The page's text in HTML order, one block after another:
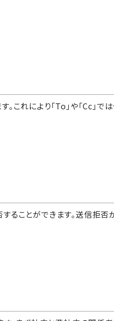
これにより「To」や「Cc」
ることができます。送信拒否